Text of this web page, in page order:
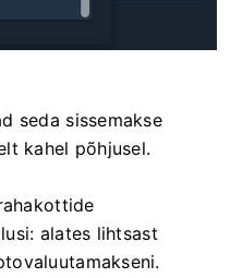
seda sissemakse
kahel põhjusel.
alates lihtsast